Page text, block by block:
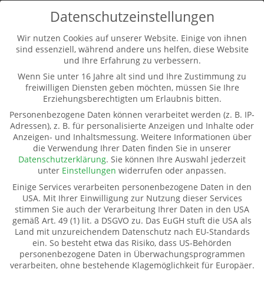
Dienstag - Mittwoch
9-12.00 und 13-16.00 Uhr (und nach Vereinbarung)
Weitere Informationen
Kontakt
Impressum
Datenschutz
Pate werden
Spenden
Mitglied werden
Kinderhilfe Westafrika e.V.
Kinderhilfe Westafrika e.V.
Dorfstraße 18 (Kahmer)
Datenschutzeinstellungen
Wir nutzen Cookies auf unserer Website. Einige von ihnen
sind essenziell, während andere uns helfen, diese Website
und Ihre Erfahrung zu verbessern.
Wenn Sie unter 16 Jahre alt sind und Ihre Zustimmung zu
freiwilligen Diensten geben möchten, müssen Sie Ihre
Erziehungsberechtigten um Erlaubnis bitten.
Personenbezogene Daten können verarbeitet werden (z. B. IP-
Adressen), z. B. für personalisierte Anzeigen und Inhalte oder
Anzeigen- und Inhaltsmessung. Weitere Informationen über
die Verwendung Ihrer Daten finden Sie in unserer
Datenschutzerklärung. Sie können Ihre Auswahl jederzeit
unter Einstellungen widerrufen oder anpassen.
Einige Services verarbeiten personenbezogene Daten in den
USA. Mit Ihrer Einwilligung zur Nutzung dieser Services
stimmen Sie auch der Verarbeitung Ihrer Daten in den USA
gemäß Art. 49 (1) lit. a DSGVO zu. Das EuGH stuft die USA als
Land mit unzureichendem Datenschutz nach EU-Standards
ein. So besteht etwa das Risiko, dass US-Behörden
personenbezogene Daten in Überwachungsprogrammen
verarbeiten, ohne bestehende Klagemöglichkeit für Europäer.